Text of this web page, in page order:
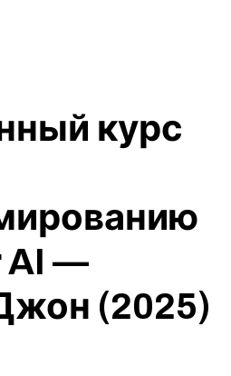
курс
AI —
(2025)